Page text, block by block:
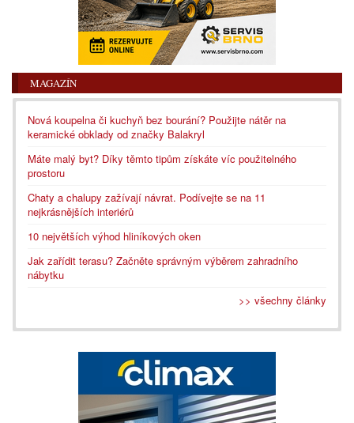
MAGAZÍN
Nová koupelna či kuchyň bez bourání? Použijte nátěr na
keramické obklady od značky Balakryl
Máte malý byt? Díky těmto tipům získáte víc použitelného
prostoru
Chaty a chalupy zažívají návrat. Podívejte se na 11
nejkrásnějších interiérů
10 největších výhod hliníkových oken
Jak zařídit terasu? Začněte správným výběrem zahradního
nábytku
>> všechny články